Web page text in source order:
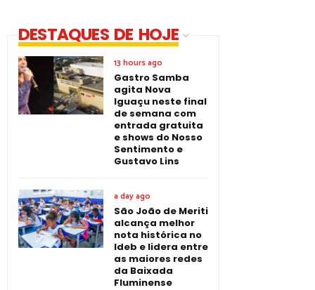
DESTAQUES DE HOJE
13 hours ago
Gastro Samba
agita Nova
Iguaçu neste final
de semana com
entrada gratuita
e shows do Nosso
Sentimento e
Gustavo Lins
a day ago
São João de Meriti
alcança melhor
nota histórica no
Ideb e lidera entre
as maiores redes
da Baixada
Fluminense